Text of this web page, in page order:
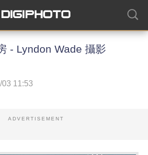
- Lyndon Wade 攝影
03 11:53
ADVERTISEMENT